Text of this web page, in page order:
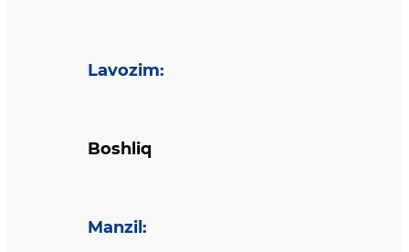
Lavozim:
Boshliq
Manzil :